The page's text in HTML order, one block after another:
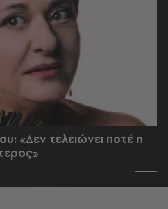
«Δεν τελειώνει ποτέ η